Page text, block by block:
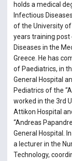
holds a medical
Infectious
of the University of
years training
Diseases in the
Greece. He has
of Paediatrics, in
General Hospital
Pediatrics of the
worked in the 3rd
Attikon Hospital
“Andreas
General Hospital.
a lecturer in the
Technology,